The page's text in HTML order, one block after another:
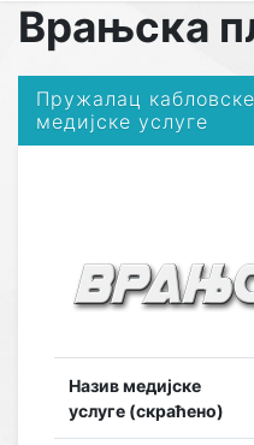
Врањска
Пружалац
медијске услуге
Назив медијске
услуге (скраћено)